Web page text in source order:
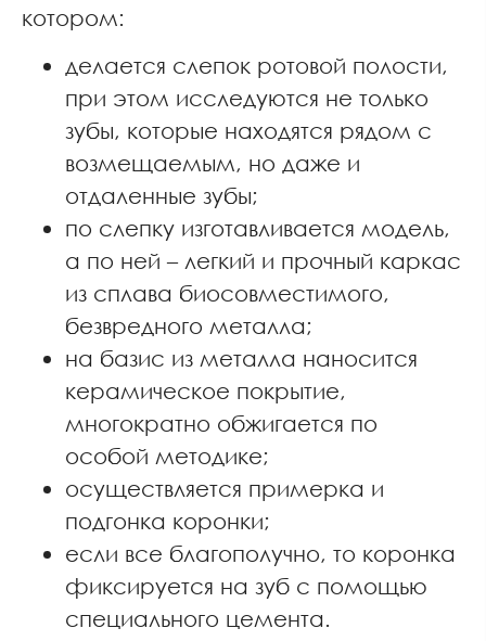
котором:
делается слепок ротовой полости,
при этом исследуются не только
зубы, которые находятся рядом с
возмещаемым, но даже и
отдаленные зубы;
по слепку изготавливается модель,
а по ней – легкий и прочный каркас
из сплава биосовместимого,
безвредного металла;
на базис из металла наносится
керамическое покрытие,
многократно обжигается по
особой методике;
осуществляется примерка и
подгонка коронки;
если все благополучно, то коронка
фиксируется на зуб с помощью
специального цемента.